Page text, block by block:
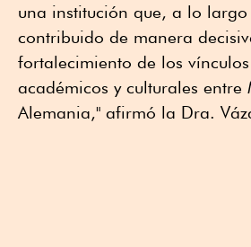
una institución que, a lo
contribuido de manera
fortalecimiento de los
académicos y culturales entre
Alemania," afirmó la Dra.